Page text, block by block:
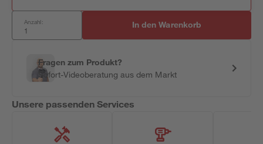
Anzahl: In den Warenkorb
Fragen zum Produkt?
Sofort-Videoberatung aus dem Markt
Unsere passenden Services